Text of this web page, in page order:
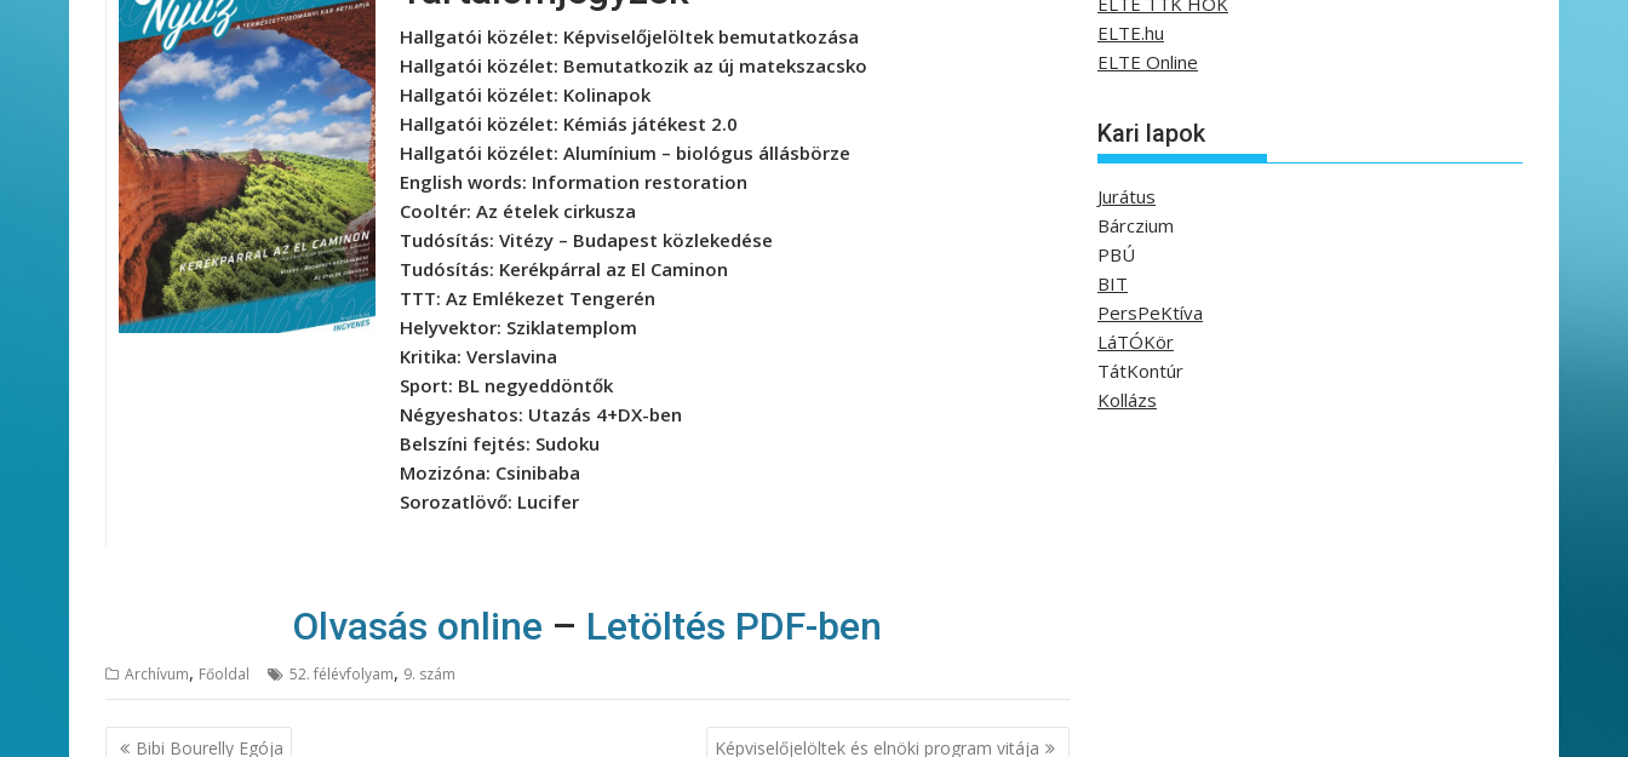
Hallgatói közélet: Képviselőjelöltek bemutatkozása
Hallgatói közélet: Bemutatkozik az új matekszacsko
Hallgatói közélet: Kolinapok
Hallgatói közélet: Kémiás játékest 2.0
Hallgatói közélet: Alumínium – biológus állásbörze
English words: Information restoration
Cooltér: Az ételek cirkusza
Tudósítás: Vitézy – Budapest közlekedése
Tudósítás: Kerékpárral az El Caminon
TTT: Az Emlékezet Tengerén
Helyvektor: Sziklatemplom
Kritika: Verslavina
Sport: BL negyeddöntők
Négyeshatos: Utazás 4+DX-ben
Belszíni fejtés: Sudoku
Mozizóna: Csinibaba
Sorozatlövő: Lucifer
Olvasás online – Letöltés PDF-ben
Archívum, Főoldal 52. félévfolyam, 9. szám
Bejegyzés
Bibi Bourelly Egója Képviselőjelöltek és elnöki program vitája
ELTE.hu
ELTE Online
Kari lapok
Jurátus
Bárczium
PBÚ
BIT
PersPeKtíva
LáTÓKör
TátKontúr
Kollázs